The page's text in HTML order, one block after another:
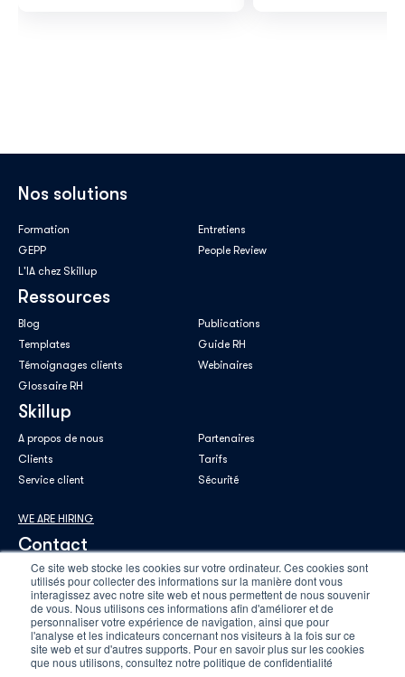
Ce site web stocke les cookies sur votre ordinateur. Ces cookies sont
utilisés pour collecter des informations sur la manière dont vous
interagissez avec notre site web et nous permettent de nous souvenir
de vous. Nous utilisons ces informations afin d'améliorer et de
personnaliser votre expérience de navigation, ainsi que pour
l'analyse et les indicateurs concernant nos visiteurs à la fois sur ce
site web et sur d'autres supports. Pour en savoir plus sur les cookies
que nous utilisons, consultez notre politique de confidentialité
Nos solutions
Formation
Entretiens
GEPP
People Review
L'IA chez Skillup
Ressources
Blog
Publications
Templates
Guide RH
Témoignages clients
Webinaires
Glossaire RH
Skillup
A propos de nous
Partenaires
Clients
Tarifs
Service client
Sécurité
WE ARE HIRING
Contact
E-mail professionnel*